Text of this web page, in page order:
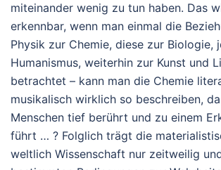
miteinander wenig zu tun haben. Das
erkennbar, wenn man einmal die
Physik zur Chemie, diese zur Biologie,
Humanismus, weiterhin zur Kunst und
betrachtet – kann man die Chemie
musikalisch wirklich so beschreiben,
Menschen tief berührt und zu einem
führt … ? Folglich trägt die
weltlich Wissenschaft nur zeitweilig